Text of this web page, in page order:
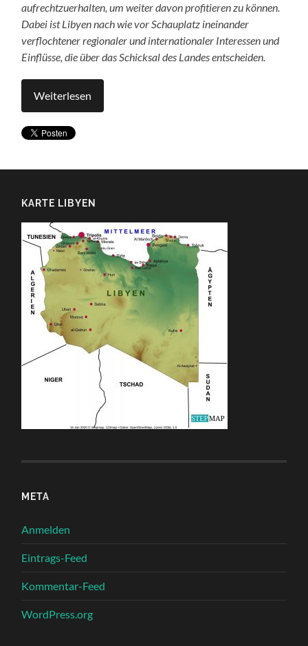
aufrechtzuerhalten, um weiter davon profitieren zu können.
Dabei ist Libyen nach wie vor Schauplatz ineinander
verflochtener regionaler und internationaler Interessen und
Einflüsse, die über das Schicksal des Landes entscheiden.
Weiterlesen
KARTE LIBYEN
META
Anmelden
Eintrags-Feed
Kommentar-Feed
WordPress.org